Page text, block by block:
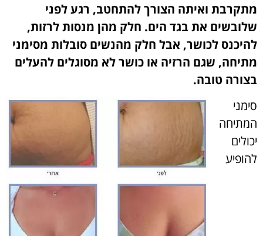
מתקרבת ואיתה הצורך להתחטב, רגע לפני
שלובשים את בגד הים. חלק מהן מנסות לרזות,
להיכנס לכושר, אבל חלק מהנשים סובלות מסימני
מתיחה, שגם הרזיה או כושר לא מסוגלים להעלים
בצורה טובה.
סימני
המתיחה
יכולים
להופיע